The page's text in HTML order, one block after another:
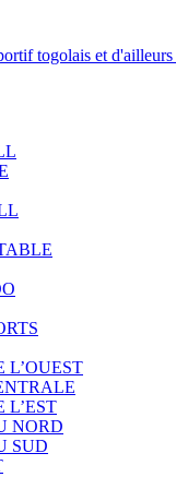
L’OUEST
L’EST
NORD
SUD